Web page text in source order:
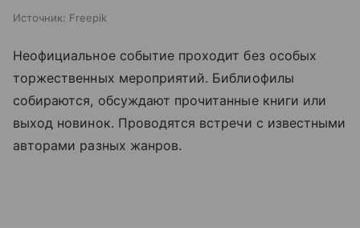
Источник: Freepik
Неофициальное событие проходит без особых
торжественных мероприятий. Библиофилы
собираются, обсуждают прочитанные книги или
выход новинок. Проводятся встречи с известными
авторами разных жанров.